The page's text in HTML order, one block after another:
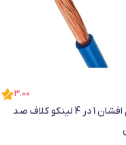
سیم افشان 1 در 4 لینکو کلاف صد
3.00